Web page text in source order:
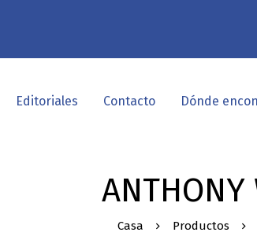
Editoriales Contacto Dónde
ANTHONY
Casa Productos